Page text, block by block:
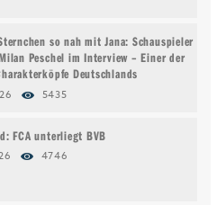
so nah mit Jana: Schauspieler
Peschel im Interview – Einer der
Deutschlands
5435
FCA unterliegt BVB
4746